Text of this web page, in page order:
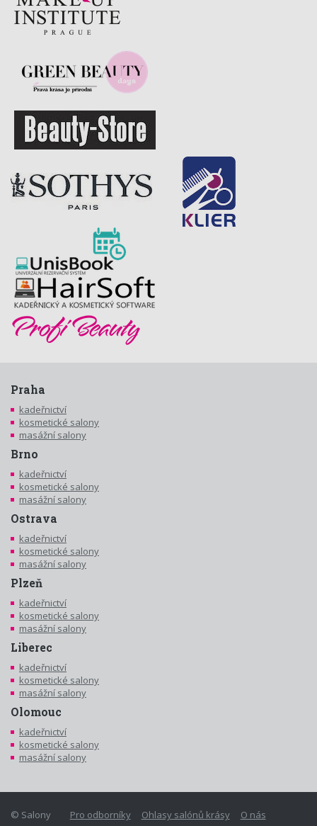
Praha
kadeřnictví
kosmetické salony
masážní salony
Brno
kadeřnictví
kosmetické salony
masážní salony
Ostrava
kadeřnictví
kosmetické salony
masážní salony
Plzeň
kadeřnictví
kosmetické salony
masážní salony
Liberec
kadeřnictví
kosmetické salony
masážní salony
Olomouc
kadeřnictví
kosmetické salony
masážní salony
Pro odborníky Ohlasy salónů krásy O nás
© Salony